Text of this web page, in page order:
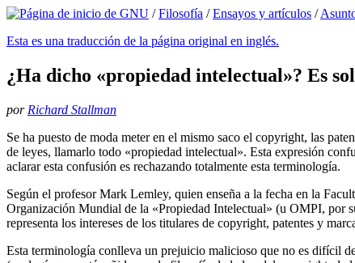
/Filosofía /Ensayos y artículos /
Esta es una traducción de la página original en inglés.
¿Ha dicho «propiedad intelectual»? Es
por Richard Stallman
Se ha puesto de moda meter en el mismo saco el copyright, las
de leyes, llamarlo todo «propiedad intelectual». Esta expresión
aclarar esta confusión es rechazando totalmente esta terminología.
Según el profesor Mark Lemley, quien enseña a la fecha en la
Organización Mundial de la «Propiedad Intelectual» (u OMPI, por
representa los intereses de los titulares de copyright, patentes y
Esta terminología conlleva un prejuicio malicioso que no es difícil